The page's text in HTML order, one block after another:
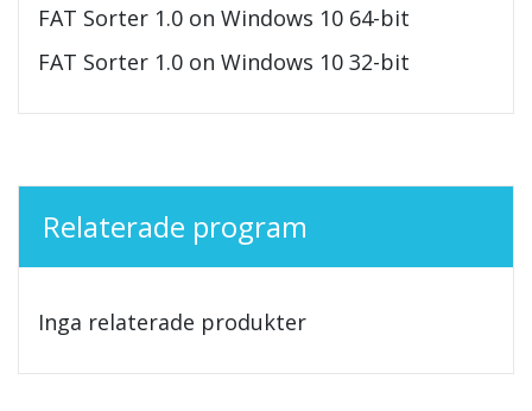
FAT Sorter 1.0 on Windows 10 64-bit
FAT Sorter 1.0 on Windows 10 32-bit
Relaterade program
Inga relaterade produkter